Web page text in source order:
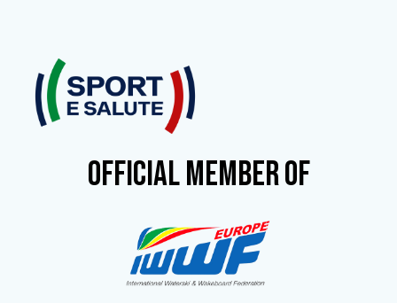
OFFICIAL MEMBER OF